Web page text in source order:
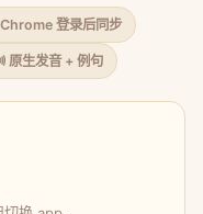
Chrome 登录后同步
原生发音 + 例句